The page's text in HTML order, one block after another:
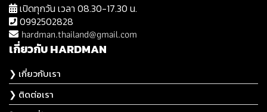
เปิดทุกวัน เวลา 08.30-17.30 น.
0992502828
hardman.thailand@gmail.com
เกี่ยวกับ HARDMAN
❯ เกี่ยวกับเรา
❯ ติดต่อเรา